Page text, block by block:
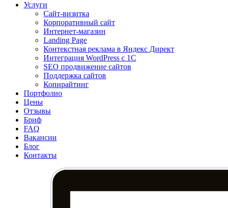
Услуги
Сайт-визитка
Корпоративный сайт
Интернет-магазин
Landing Page
Контекстная реклама в Яндекс Директ
Интеграция WordPress c 1C
SEO продвижение сайтов
Поддержка сайтов
Копирайтинг
Портфолио
Цены
Отзывы
Бриф
FAQ
Вакансии
Блог
Контакты